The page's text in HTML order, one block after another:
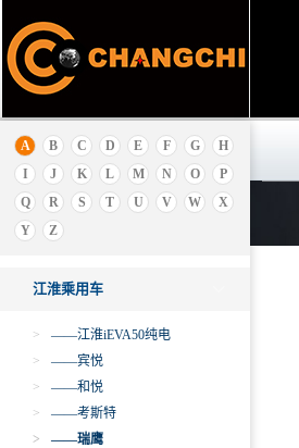
A B C D E F G
H
I
J K L M N O
P
Q
R S T U V W
X
Y
Z
极狐ARCFOX
金杯
金龙
金旅
解放
江西五十铃
江铃乘用车
江淮商用车
江淮乘用车
>
——江淮iEVA50纯电
>
——宾悦
>
——和悦
>
——考斯特
>
——瑞鹰